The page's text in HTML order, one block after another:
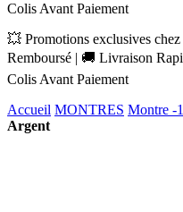
Colis Avant Paiement
💥 Promotions exclusives
Remboursé | 🚚 Livraison
Colis Avant Paiement
Accueil MONTRES Montre -
Argent